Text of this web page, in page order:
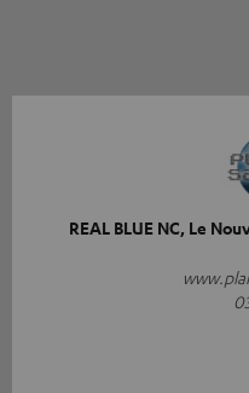
REAL BLUE NC, Le